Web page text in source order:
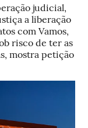
judicial,
a liberação
com Vamos,
risco de ter as
mostra petição